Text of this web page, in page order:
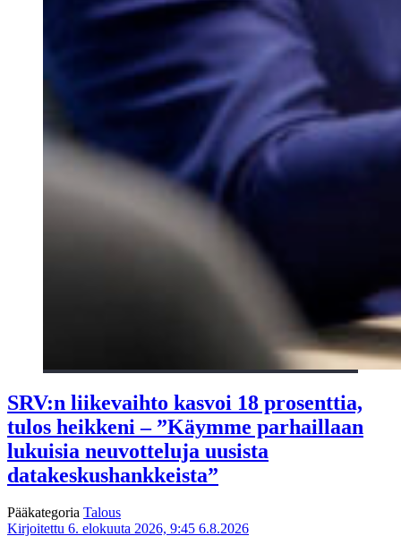
SRV:n liikevaihto kasvoi 18 prosenttia,
tulos heikkeni – ”Käymme parhaillaan
lukuisia neuvotteluja uusista
datakeskushankkeista”
Pääkategoria Talous
Kirjoitettu 6. elokuuta 2026, 9:45 6.8.2026